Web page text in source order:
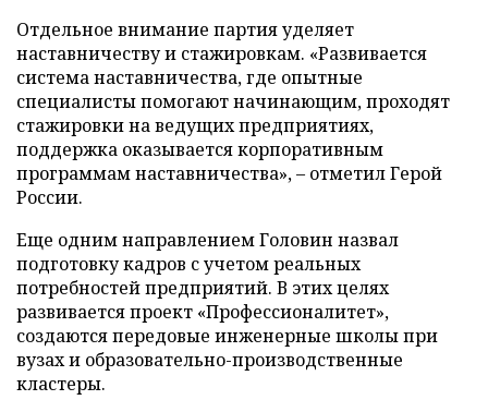
Отдельное внимание партия уделяет
наставничеству и стажировкам. «Развивается
система наставничества, где опытные
специалисты помогают начинающим, проходят
стажировки на ведущих предприятиях,
поддержка оказывается корпоративным
программам наставничества», – отметил Герой
России.
Еще одним направлением Головин назвал
подготовку кадров с учетом реальных
потребностей предприятий. В этих целях
развивается проект «Профессионалитет»,
создаются передовые инженерные школы при
вузах и образовательно-производственные
кластеры.